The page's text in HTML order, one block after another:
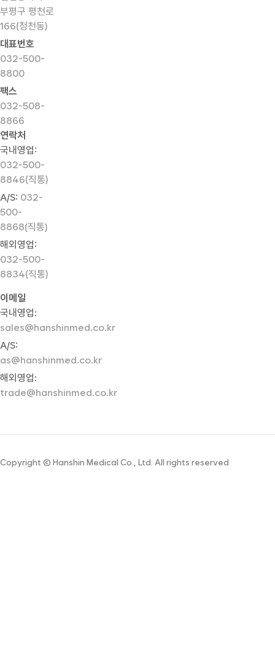
부평구 평천로
166(청천동)
대표번호
032-500-
8800
팩스
032-508-
8866
연락처
국내영업:
032-500-
8846(직통)
A/S: 032-
500-
8868(직통)
해외영업:
032-500-
8834(직통)
이메일
국내영업:
sales@hanshinmed.co.kr
A/S:
as@hanshinmed.co.kr
해외영업:
trade@hanshinmed.co.kr
Copyright © Hanshin Medical Co., Ltd. All rights reserved